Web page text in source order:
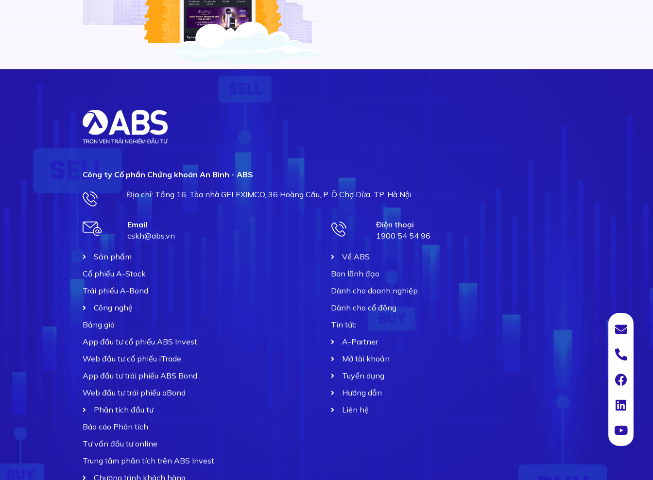
Công ty Cổ phần Chứng khoán An Bình - ABS
Địa chỉ: Tầng 16, Tòa nhà GELEXIMCO, 36 Hoàng Cầu, P. Ô Chợ Dừa, TP. Hà Nội
Email
cskh@abs.vn
Điện thoại
1900 54 54 96
Sản phẩm
Cổ phiếu A-Stock
Trái phiếu A-Bond
Công nghệ
Bảng giá
App đầu tư cổ phiếu ABS Invest
Web đầu tư cổ phiếu iTrade
App đầu tư trái phiếu ABS Bond
Web đầu tư trái phiếu aBond
Phân tích đầu tư
Báo cáo Phân tích
Tư vấn đầu tư online
Trung tâm phân tích trên ABS Invest
Chương trình khách hàng
Về ABS
Ban lãnh đạo
Dành cho doanh nghiệp
Dành cho cổ đông
Tin tức
A-Partner
Mở tài khoản
Tuyển dụng
Hướng dẫn
Liên hệ